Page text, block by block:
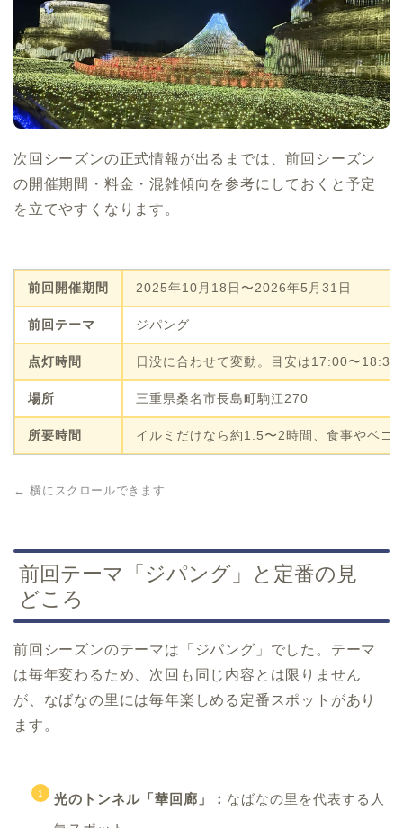
次回シーズンの正式情報が出るまでは、前回シーズン
の開催期間・料金・混雑傾向を参考にしておくと予定
を立てやすくなります。
前回開催期間 2025年10月18日〜2026年5月31日
前回テーマ ジパング
点灯時間 日没に合わせて変動。目安は17:00〜18:30
場所 三重県桑名市長島町駒江270
所要時間 イルミだけなら約1.5〜2時間、食事やベゴ
← 横にスクロールできます
前回テーマ「ジパング」と定番の見
どころ
前回シーズンのテーマは「ジパング」でした。テーマ
は毎年変わるため、次回も同じ内容とは限りません
が、なばなの里には毎年楽しめる定番スポットがあり
ます。
光のトンネル「華回廊」： なばなの里を代表する人